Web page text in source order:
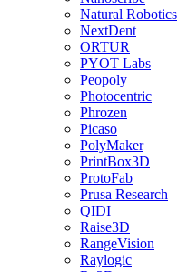
Natural Robotics
NextDent
ORTUR
PYOT Labs
Peopoly
Photocentric
Phrozen
Picaso
PolyMaker
PrintBox3D
ProtoFab
Prusa Research
QIDI
Raise3D
RangeVision
Raylogic